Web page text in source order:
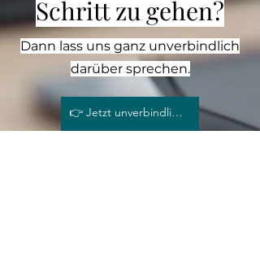
Schritt zu gehen?
Dann lass uns ganz unverbindlich
darüber sprechen.
👉 Jetzt unverbindliches Erstgespräch buchen